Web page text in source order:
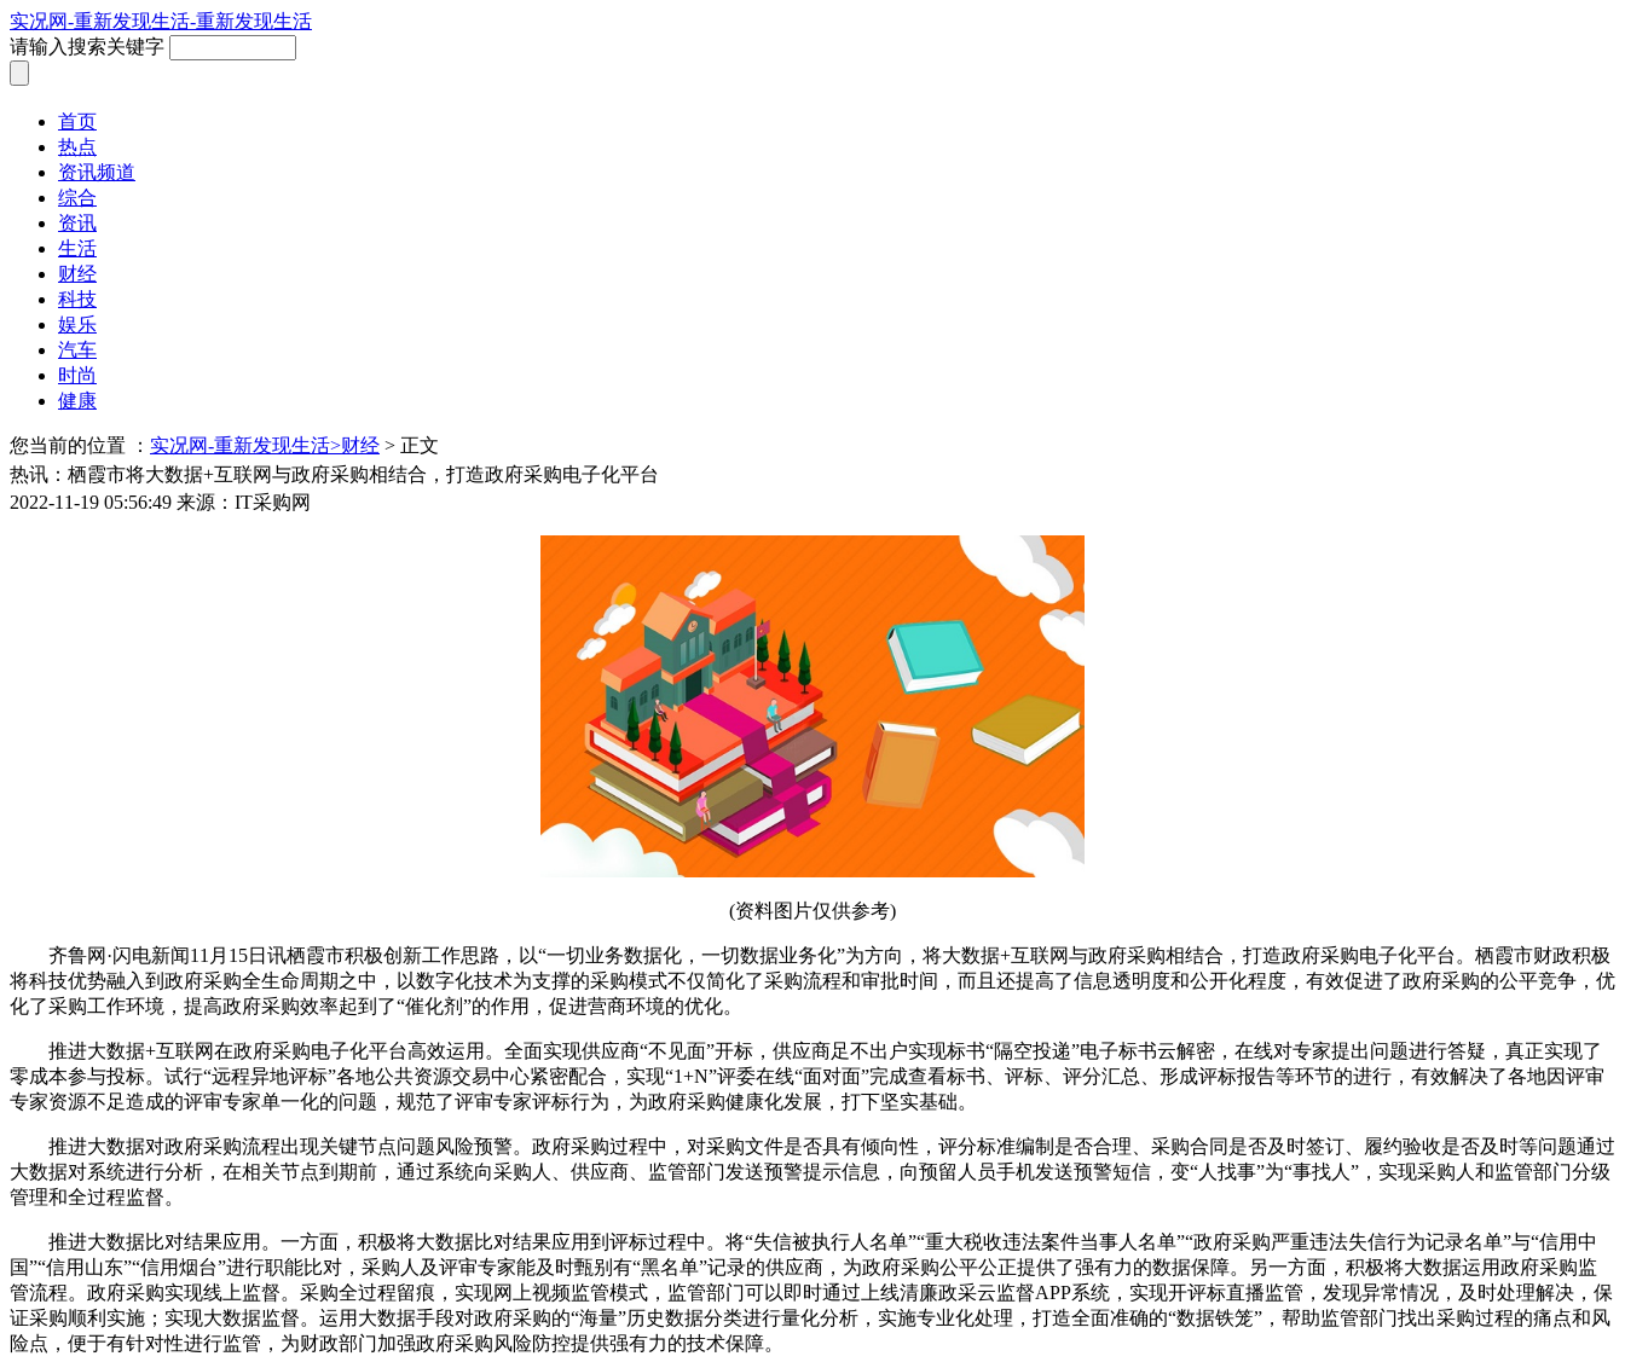
实况网-重新发现生活-重新发现生活
请输入搜索关键字
首页
热点
资讯频道
综合
资讯
生活
财经
科技
娱乐
汽车
时尚
健康
您当前的位置 ： 实况网-重新发现生活>财经 > 正文
热讯：栖霞市将大数据+互联网与政府采购相结合，打造政府采购电子化平台
2022-11-19 05:56:49 来源：IT采购网
(资料图片仅供参考)
齐鲁网·闪电新闻11月15日讯栖霞市积极创新工作思路，以“一切业务数据化，一切数据业务化”为方向，将大数据+互联网与政府采购相结合，打造政府采购电子化平台。栖霞市财政积极
将科技优势融入到政府采购全生命周期之中，以数字化技术为支撑的采购模式不仅简化了采购流程和审批时间，而且还提高了信息透明度和公开化程度，有效促进了政府采购的公平竞争，优
化了采购工作环境，提高政府采购效率起到了“催化剂”的作用，促进营商环境的优化。
推进大数据+互联网在政府采购电子化平台高效运用。全面实现供应商“不见面”开标，供应商足不出户实现标书“隔空投递”电子标书云解密，在线对专家提出问题进行答疑，真正实现了
零成本参与投标。试行“远程异地评标”各地公共资源交易中心紧密配合，实现“1+N”评委在线“面对面”完成查看标书、评标、评分汇总、形成评标报告等环节的进行，有效解决了各地因评审
专家资源不足造成的评审专家单一化的问题，规范了评审专家评标行为，为政府采购健康化发展，打下坚实基础。
推进大数据对政府采购流程出现关键节点问题风险预警。政府采购过程中，对采购文件是否具有倾向性，评分标准编制是否合理、采购合同是否及时签订、履约验收是否及时等问题通过
大数据对系统进行分析，在相关节点到期前，通过系统向采购人、供应商、监管部门发送预警提示信息，向预留人员手机发送预警短信，变“人找事”为“事找人”，实现采购人和监管部门分级
管理和全过程监督。
推进大数据比对结果应用。一方面，积极将大数据比对结果应用到评标过程中。将“失信被执行人名单”“重大税收违法案件当事人名单”“政府采购严重违法失信行为记录名单”与“信用中
国”“信用山东”“信用烟台”进行职能比对，采购人及评审专家能及时甄别有“黑名单”记录的供应商，为政府采购公平公正提供了强有力的数据保障。另一方面，积极将大数据运用政府采购监
管流程。政府采购实现线上监督。采购全过程留痕，实现网上视频监管模式，监管部门可以即时通过上线清廉政采云监督APP系统，实现开评标直播监管，发现异常情况，及时处理解决，保
证采购顺利实施；实现大数据监督。运用大数据手段对政府采购的“海量”历史数据分类进行量化分析，实施专业化处理，打造全面准确的“数据铁笼”，帮助监管部门找出采购过程的痛点和风
险点，便于有针对性进行监管，为财政部门加强政府采购风险防控提供强有力的技术保障。